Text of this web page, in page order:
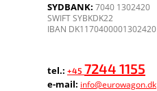
SYDBANK: 7040 1302420
SWIFT SYBKDK22
IBAN DK1170400001302420
tel.: +45 7244 1155
e-mail: info@eurowagon.dk